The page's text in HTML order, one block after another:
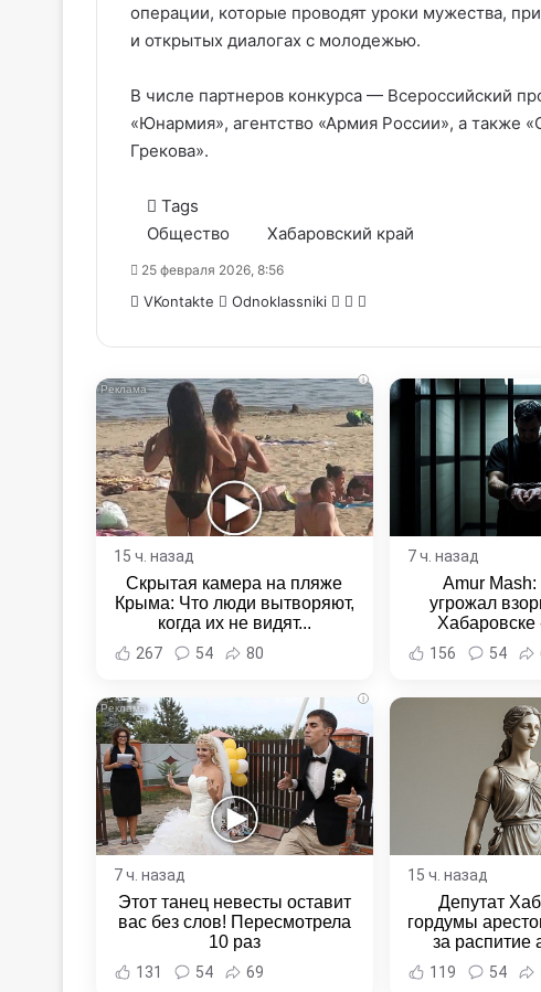
операции, которые проводят уроки мужества,
и открытых диалогах с молодежью.
В числе партнеров конкурса — Всероссийский
«Юнармия», агентство «Армия России», а также
Грекова».
Tags
Общество
Хабаровский край
25 февраля 2026, 8:56
VKontakte Odnoklassniki WhatsApp
Telegram
Email
i
15 ч. назад
Скрытая камера на пляже
Крыма: Что люди вытворяют,
когда их не видят...
267 54 80
7 ч. назад
Amur
угрожал
Хабаровске
Хабаровска и
156 54
i
7 ч. назад
Этот танец невесты оставит
вас без слов! Пересмотрела
10 раз
131 54 69
15 ч. назад
Депутат
гордумы
за распитие
Новости
119 54